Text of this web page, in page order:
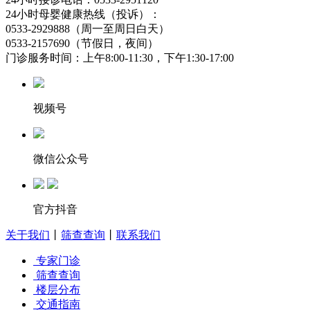
24小时母婴健康热线（投诉）：
0533-2929888（周一至周日白天）
0533-2157690（节假日，夜间）
门诊服务时间：上午8:00-11:30，下午1:30-17:00
视频号
微信公众号
官方抖音
关于我们 筛查查询 联系我们
专家门诊
筛查查询
楼层分布
交通指南